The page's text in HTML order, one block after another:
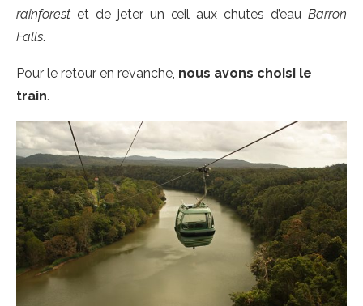
rainforest et de jeter un œil aux chutes d’eau Barron
Falls.
Pour le retour en revanche, nous avons choisi le
train.